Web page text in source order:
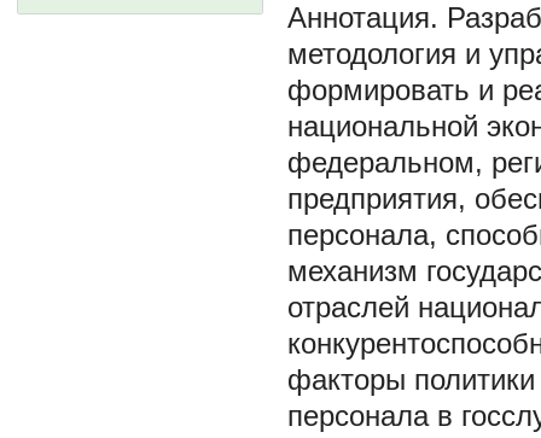
методология и
формировать и
национальной
федеральном,
предприятия,
персонала,
механизм
отраслей
факторы
персонала в